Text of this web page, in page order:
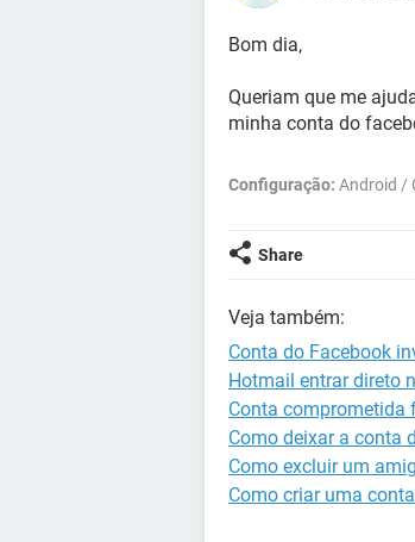
Bom dia,
Queriam que me
minha conta do
Configuração: Android /
Share
Veja também:
Conta do Facebook
Hotmail entrar direto
Conta comprometida
Como deixar a conta
Como excluir um
Como criar uma